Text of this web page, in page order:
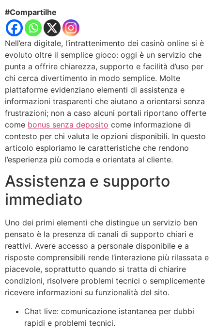
#Compartilhe
Nell’era digitale, l’intrattenimento dei casinò online si è
evoluto oltre il semplice gioco: oggi è un servizio che
punta a offrire chiarezza, supporto e facilità d’uso per
chi cerca divertimento in modo semplice. Molte
piattaforme evidenziano elementi di assistenza e
informazioni trasparenti che aiutano a orientarsi senza
frustrazioni; non a caso alcuni portali riportano offerte
come bonus senza deposito come informazione di
contesto per chi valuta le opzioni disponibili. In questo
articolo esploriamo le caratteristiche che rendono
l’esperienza più comoda e orientata al cliente.
Assistenza e supporto
immediato
Uno dei primi elementi che distingue un servizio ben
pensato è la presenza di canali di supporto chiari e
reattivi. Avere accesso a personale disponibile e a
risposte comprensibili rende l’interazione più rilassata e
piacevole, soprattutto quando si tratta di chiarire
condizioni, risolvere problemi tecnici o semplicemente
ricevere informazioni su funzionalità del sito.
Chat live: comunicazione istantanea per dubbi
rapidi e problemi tecnici.